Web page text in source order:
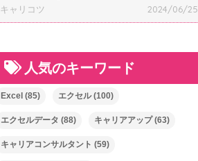
キャリコツ 2024/06/25
人気のキーワード
Excel (85) エクセル(100)
エクセルデータ (88) キャリアアップ(63)
キャリアコンサルタント (59)